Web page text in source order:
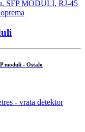
moduli - Ostalo